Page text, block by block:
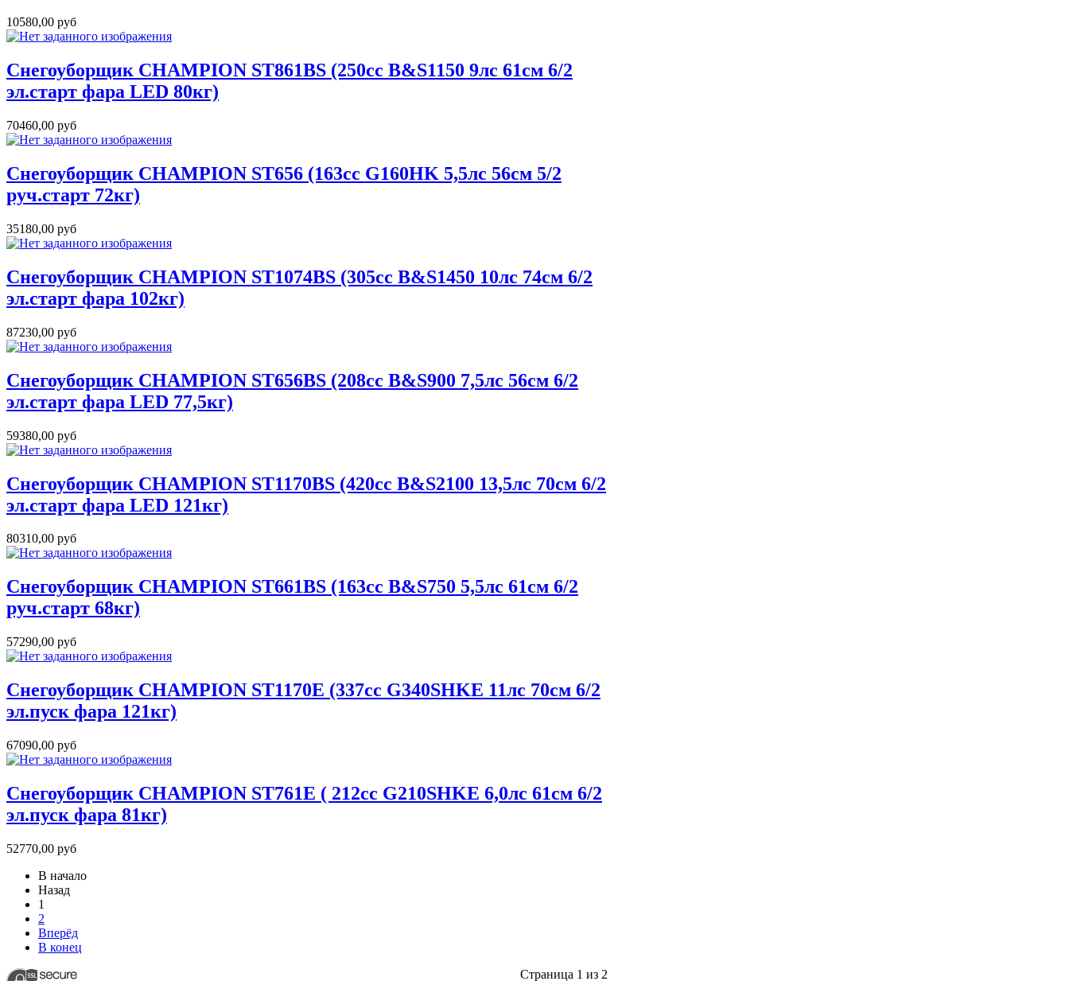
10580,00 руб
Снегоуборщик CHAMPION ST861BS (250сс B&S1150 9лс 61см 6/2
эл.старт фара LED 80кг)
70460,00 руб
Снегоуборщик CHAMPION ST656 (163сс G160HK 5,5лс 56см 5/2
руч.старт 72кг)
35180,00 руб
Снегоуборщик CHAMPION ST1074BS (305сс B&S1450 10лс 74см 6/2
эл.старт фара 102кг)
87230,00 руб
Снегоуборщик CHAMPION ST656BS (208сс B&S900 7,5лс 56см 6/2
эл.старт фара LED 77,5кг)
59380,00 руб
Снегоуборщик CHAMPION ST1170BS (420сс B&S2100 13,5лс 70см 6/2
эл.старт фара LED 121кг)
80310,00 руб
Снегоуборщик CHAMPION ST661BS (163сс B&S750 5,5лс 61см 6/2
руч.старт 68кг)
57290,00 руб
Снегоуборщик CHAMPION ST1170E (337сс G340SHKE 11лс 70см 6/2
эл.пуск фара 121кг)
67090,00 руб
Снегоуборщик CHAMPION ST761E ( 212сс G210SHKE 6,0лс 61см 6/2
эл.пуск фара 81кг)
52770,00 руб
В начало
Назад
1
2
Вперёд
В конец
Страница 1 из 2